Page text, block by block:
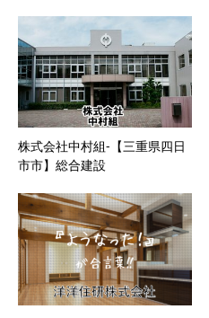
株式会社中村組-【三重県四日
市市】総合建設